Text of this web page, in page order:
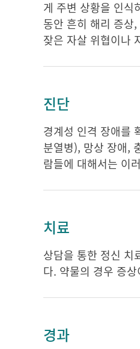
게 주변 상황을 인식
동안 흔히 해리 증상
잦은 자살 위협이나
진단
경계성 인격 장애를
분열병), 망상 장애,
람들에 대해서는 이
치료
상담을 통한 정신 치
다. 약물의 경우 증
경과